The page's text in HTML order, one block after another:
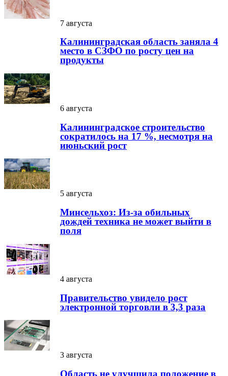
7 августа
Калининградская область заняла 4
место в СЗФО по росту цен на
продукты
6 августа
Калининградское строительство
сократилось на 17 %, несмотря на
июньский рост
5 августа
Минсельхоз: Из-за обильных
дождей техника не может выйти в
поля
4 августа
Правительство увидело рост
электронной торговли в 3,3 раза
3 августа
Область не улучшила положение в